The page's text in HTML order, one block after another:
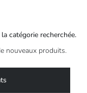
catégorie recherchée.
nouveaux produits.